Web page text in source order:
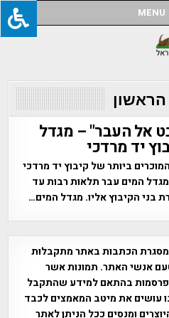
MENU
אל העבר" – מגדל
יד מרדכי
ביותר של קיבוץ יד מרדכי
מגדל המים עבר תלאות רבות עד
בני הקיבוץ אליו. מגדל המים…
הכתבות באתר מתקבלות
אנשי האתר. תמונות אשר
בהתאם למידע שהתקבל
עושים את מיטב המאמצים לכבד
ומנסים ככל הניתן לאתר